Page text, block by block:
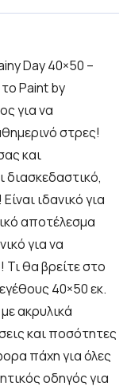
Day 40×50 –
Paint by
για να
στρες!
και
διασκεδαστικό,
ιδανικό για
αποτέλεσμα
για να
θα βρείτε στο
40×50 εκ.
ακρυλικά
και ποσότητες
πάχη για όλες
οδηγός για